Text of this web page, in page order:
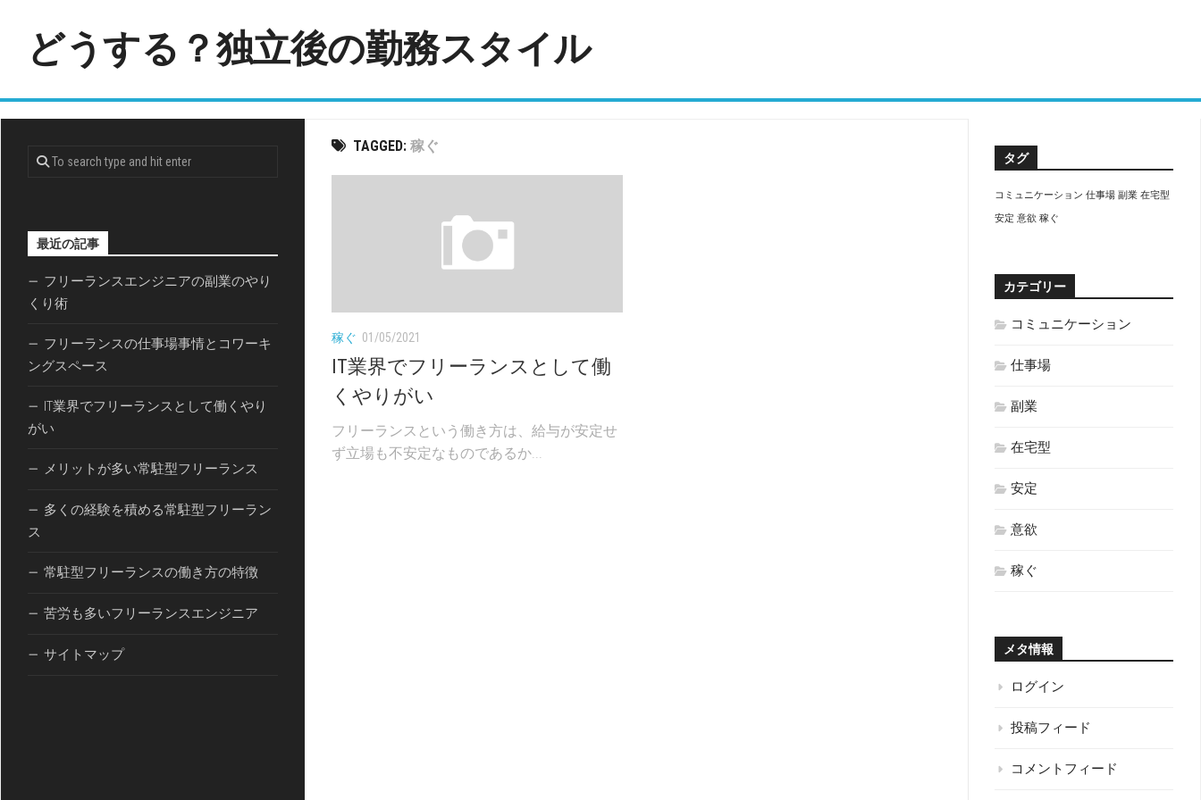
contentどうする？独立後の勤務スタイル
TAGGED: 稼ぐ
稼ぐ 01/05/2021
IT業界でフリーランスとして働
くやりがい
フリーランスという働き方は、給与が安定せ
ず立場も不安定なものであるか...
最近の記事
フリーランスエンジニアの副業のやり
くり術
フリーランスの仕事場事情とコワーキ
ングスペース
IT業界でフリーランスとして働くやり
がい
メリットが多い常駐型フリーランス
多くの経験を積める常駐型フリーラン
ス
常駐型フリーランスの働き方の特徴
苦労も多いフリーランスエンジニア
サイトマップ
タグ
コミュニケーション 仕事場 副業 在宅型
安定 意欲 稼ぐ
カテゴリー
コミュニケーション
仕事場
副業
在宅型
安定
意欲
稼ぐ
メタ情報
ログイン
投稿フィード
コメントフィード